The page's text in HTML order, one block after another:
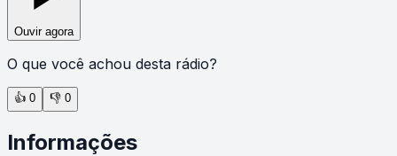
Ouvir agora
O que você achou desta rádio?
👍 0 👎 0
Informações